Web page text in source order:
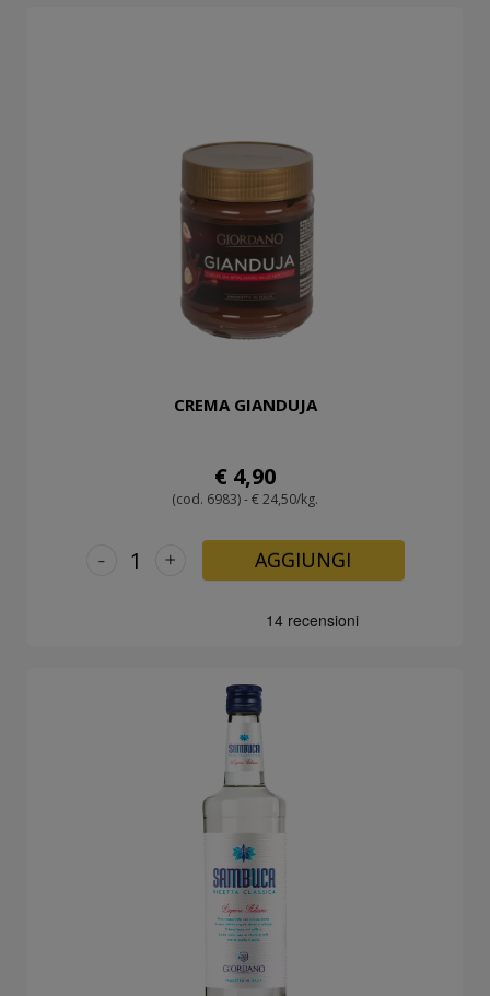
CREMA GIANDUJA
€ 4,90
(cod. 6983) - € 24,50/kg.
+
- AGGIUNGI